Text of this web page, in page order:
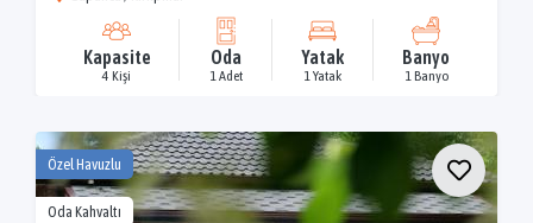
Kapasite
4 Kişi
Oda
1 Adet
Yatak
1 Yatak
Banyo
1 Banyo
Özel Havuzlu
Oda Kahvaltı